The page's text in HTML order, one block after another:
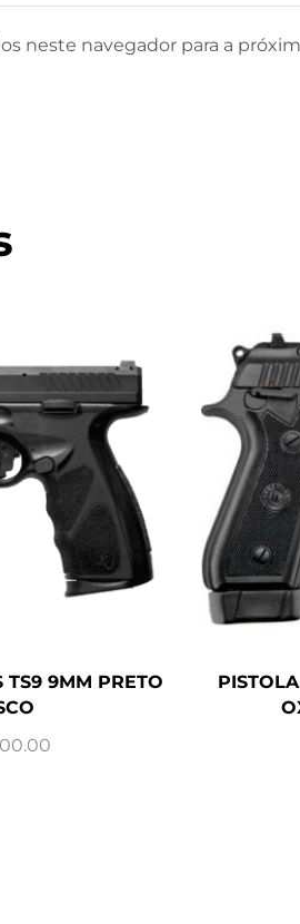
neste navegador para a
TS9 9MM PRETO